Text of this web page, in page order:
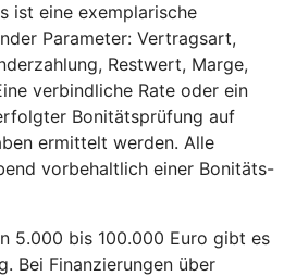
ist eine exemplarische
Parameter: Vertragsart,
Restwert, Marge,
verbindliche Rate oder ein
Bonitätsprüfung auf
ermittelt werden. Alle
vorbehaltlich einer Bonitäts-
5.000 bis 100.000 Euro gibt es
Bei Finanzierungen über